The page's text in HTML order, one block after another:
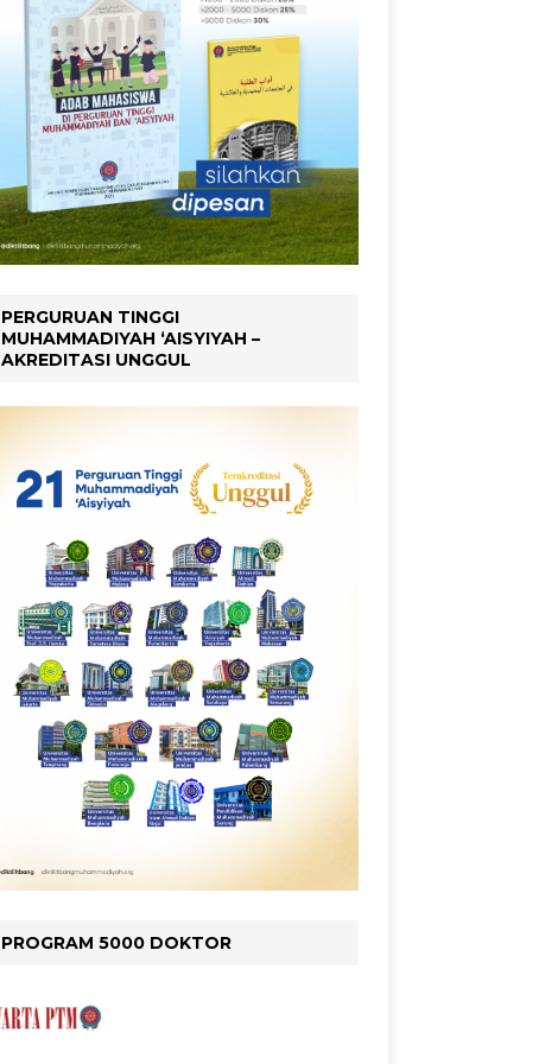
PERGURUAN TINGGI
MUHAMMADIYAH ‘AISYIYAH –
AKREDITASI UNGGUL
PROGRAM 5000 DOKTOR